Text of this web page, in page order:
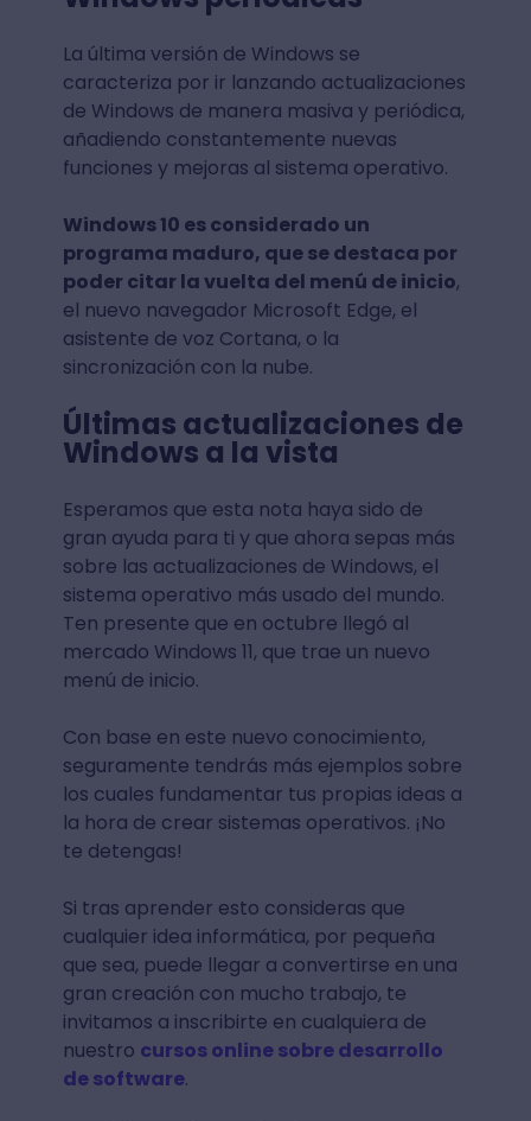
La última versión de Windows se
caracteriza por ir lanzando actualizaciones
de Windows de manera masiva y periódica,
añadiendo constantemente nuevas
funciones y mejoras al sistema operativo.
Windows 10 es considerado un
programa maduro, que se destaca por
poder citar la vuelta del menú de inicio,
el nuevo navegador Microsoft Edge, el
asistente de voz Cortana, o la
sincronización con la nube.
Últimas actualizaciones de
Windows a la vista
Esperamos que esta nota haya sido de
gran ayuda para ti y que ahora sepas más
sobre las actualizaciones de Windows, el
sistema operativo más usado del mundo.
Ten presente que en octubre llegó al
mercado Windows 11, que trae un nuevo
menú de inicio.
Con base en este nuevo conocimiento,
seguramente tendrás más ejemplos sobre
los cuales fundamentar tus propias ideas a
la hora de crear sistemas operativos. ¡No
te detengas!
Si tras aprender esto consideras que
cualquier idea informática, por pequeña
que sea, puede llegar a convertirse en una
gran creación con mucho trabajo, te
invitamos a inscribirte en cualquiera de
nuestro cursos online sobre desarrollo
de software.